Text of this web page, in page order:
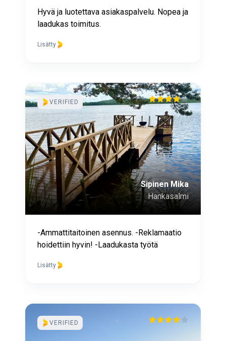
Hyvä ja luotettava asiakaspalvelu. Nopea ja
laadukas toimitus.
Lisätty
VERIFIED
Sipinen Mika
Hankasalmi
-Ammattitaitoinen asennus. -Reklamaatio
hoidettiin hyvin! -Laadukasta työtä
Lisätty
VERIFIED